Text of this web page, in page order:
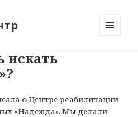
искать
о Центре реабилитации
«Надежда». Мы делали